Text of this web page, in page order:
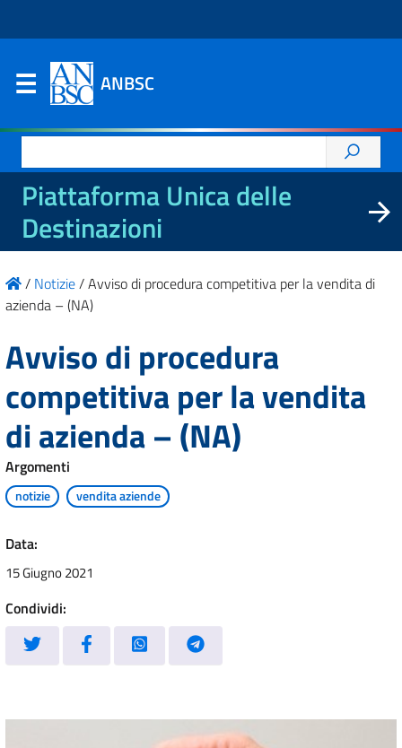
ANBSC
per:
Piattaforma Unica delle
Destinazioni
/ Notizie/Avviso di procedura competitiva per la vendita di
azienda – (NA)
Avviso di procedura
competitiva per la vendita
di azienda – (NA)
Argomenti
notizie vendita aziende
Data:
15 Giugno 2021
Condividi: